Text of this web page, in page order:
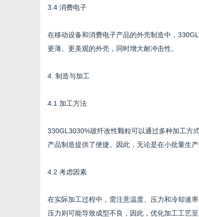
3.4 消费电子
在移动设备和消费电子产品的外壳制造中，
更薄、更美观的外壳，同时增大耐冲击性。
4. 制造与加工
4.1 加工方法
330GL3030%玻纤改性颗粒可以通过多种加工方
产品制造提供了便捷。因此，无论是在小批量生
4.2 考虑因素
在实际加工过程中，需注意温度、压力和冷却速
压力则可能导致成型不良，因此，优化加工工艺至